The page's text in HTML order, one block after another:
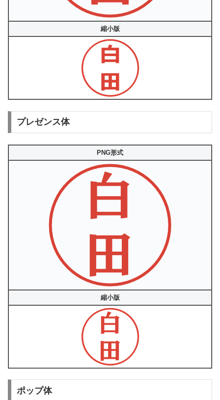
縮小版
プレゼンス体
PNG形式
縮小版
ポップ体